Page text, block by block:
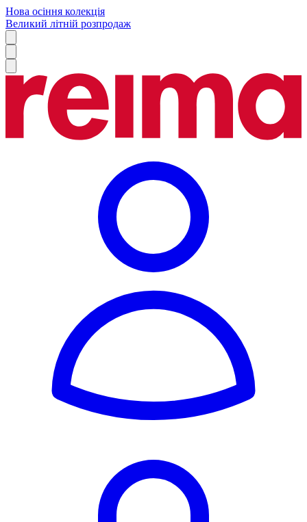
Нова осіння колекція
Великий літній розпродаж